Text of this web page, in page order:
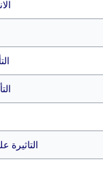
التاثيرة